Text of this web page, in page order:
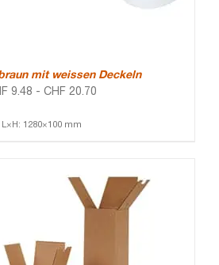
mit weissen Deckeln
9.48 - CHF 20.70
L×H: 1280×100 mm